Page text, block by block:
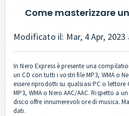
Come masterizzare un
Modificato il: Mar, 4 Apr, 2023
In Nero Express è presente una
un CD con tutti i vostri file MP3, WMA o
essere riprodotti su qualsiasi PC o lettore
MP3, WMA o Nero AAC/AAC. Rispetto a
disco offre innumerevoli ore di musica.
dati.